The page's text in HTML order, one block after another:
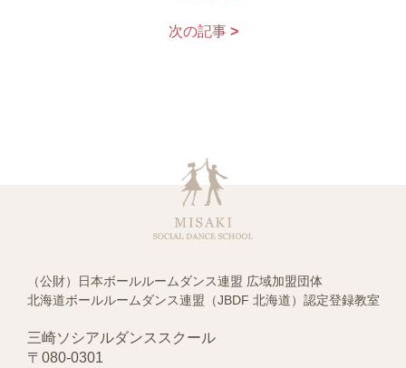
次の記事>
（公財）日本ボールルームダンス連盟 広域加盟団体
北海道ボールルームダンス連盟（JBDF 北海道）認定登録教室
三崎ソシアルダンススクール
〒080-0301